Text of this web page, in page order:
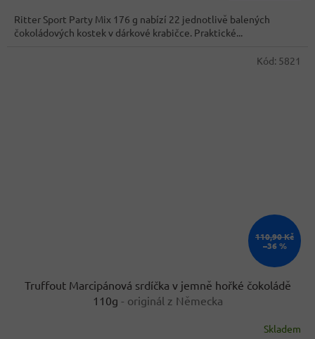
Ritter Sport Party Mix 176 g nabízí 22 jednotlivě balených
čokoládových kostek v dárkové krabičce. Praktické...
110,90 Kč
–36 %
Truffout Marcipánová srdíčka v jemně hořké čokoládě
110g - originál z Německa
Skladem
Kód: 5821